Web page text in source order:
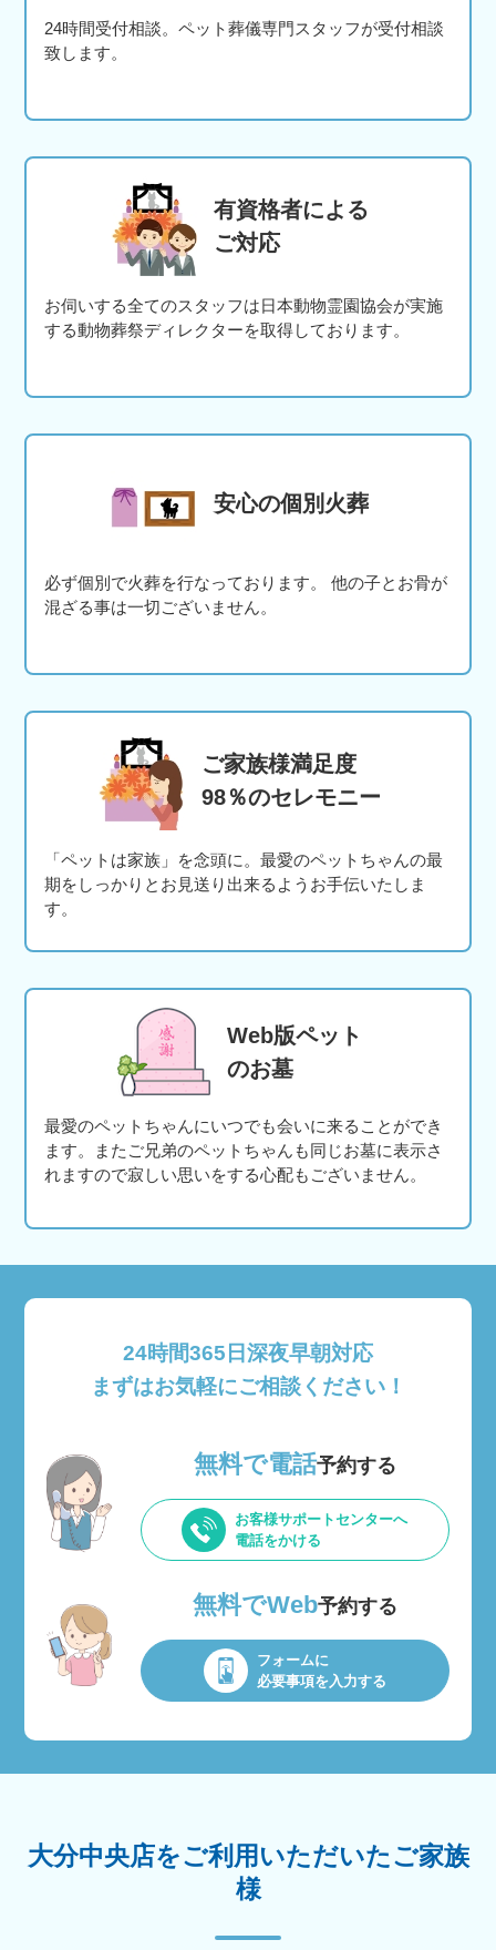
24時間受付相談。ペット葬儀専門スタッフが受付相談
致します。
有資格者による
ご対応
お伺いする全てのスタッフは日本動物霊園協会が実施
する動物葬祭ディレクターを取得しております。
安心の個別火葬
必ず個別で火葬を行なっております。 他の子とお骨が
混ざる事は一切ございません。
ご家族様満足度
98％のセレモニー
「ペットは家族」を念頭に。最愛のペットちゃんの最
期をしっかりとお見送り出来るようお手伝いたしま
す。
Web版ペット
のお墓
最愛のペットちゃんにいつでも会いに来ることができ
ます。またご兄弟のペットちゃんも同じお墓に表示さ
れますので寂しい思いをする心配もございません。
24時間365日深夜早朝対応
まずはお気軽にご相談ください！
無料で電話予約する
お客様サポートセンターへ
電話をかける
無料でWeb予約する
フォームに
必要事項を入力する
大分中央店をご利用いただいたご家族
様